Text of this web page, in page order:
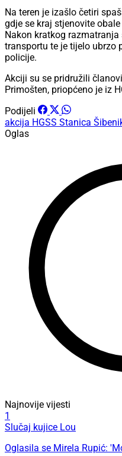
Na teren je izašlo četiri
gdje se kraj stjenovite
Nakon kratkog
transportu te je tijelo ubrzo
policije.
Akciji su se pridružili
Primošten, priopćeno je iz
Podijeli
akcija HGSS Stanica
Oglas
Najnovije vijesti
1
Slučaj kujice Lou
Oglasila se Mirela Rupić: